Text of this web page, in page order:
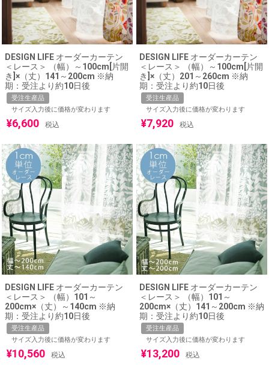
DESIGN LIFE オーダーカーテン
＜レース＞ （幅）～100cm[片開
き]×（丈）141～200cm ※納
期：受注より約10日後
受注生産品
サイズ入力後に価格が変わります
¥6,600 税込
DESIGN LIFE オーダーカーテン
＜レース＞ （幅）～100cm[片開
き]×（丈）201～260cm ※納
期：受注より約10日後
受注生産品
サイズ入力後に価格が変わります
¥7,920 税込
DESIGN LIFE オーダーカーテン
＜レース＞ （幅）101～
200cm×（丈）～140cm ※納
期：受注より約10日後
受注生産品
サイズ入力後に価格が変わります
¥10,560 税込
DESIGN LIFE オーダーカーテン
＜レース＞ （幅）101～
200cm×（丈）141～200cm ※納
期：受注より約10日後
受注生産品
サイズ入力後に価格が変わります
¥13,200 税込